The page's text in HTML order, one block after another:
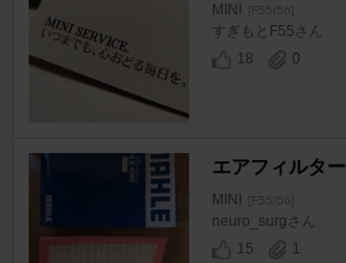
MINI [F55/56]
すぎもとF55さん
18
0
エアフィルター
MINI [F55/56]
neuro_surgさん
15
1